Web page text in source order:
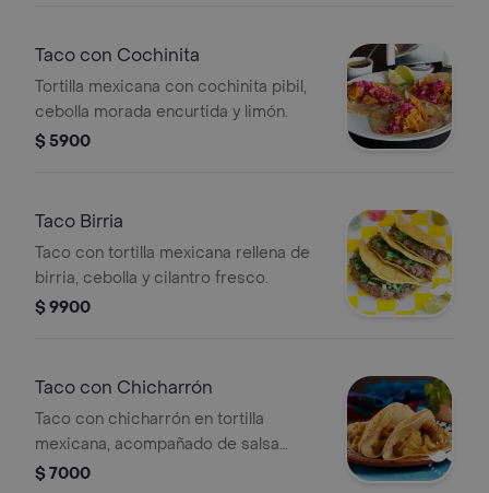
Taco con Cochinita
Tortilla mexicana con cochinita pibil,
cebolla morada encurtida y limón.
$ 5900
Taco Birria
Taco con tortilla mexicana rellena de
birria, cebolla y cilantro fresco.
$ 9900
Taco con Chicharrón
Taco con chicharrón en tortilla
mexicana, acompañado de salsa
verde.
$ 7000